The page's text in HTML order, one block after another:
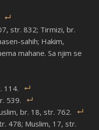
str. 832; Tirmizi, br.
sahih; Hakim,
mahane. Sa njim se
114.
539.
br. 18, str. 762.
478; Muslim, 17, str.